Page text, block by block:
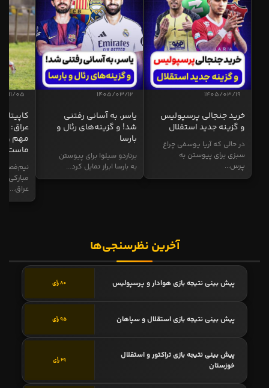
1405/03/19
خرید جنجالی پرسپولیس
و گزینه جدید استقلال
در حالی که آریا یوسفی چراغ
سبزی برای پیوستن به
پرس...
1405/03/12
یاسر، به آسانی رفتنی
شد! و گزینه‌های رئال و
بارسا
برناردو سیلوا برای پیوستن
به بارسا ابراز تمایل کرد...
11/05
عراق:
مهم و
ماست
نیم‌فصل
مبارکی
عراق...
آخرین نظرسنجی‌ها
پیش بینی نتیجه بازی هوادار و پرسپولیس 80 رأی
پیش بینی نتیجه بازی استقلال و سپاهان 95 رأی
پیش بینی نتیجه بازی تراکتور و استقلال
خوزستان
69 رأی